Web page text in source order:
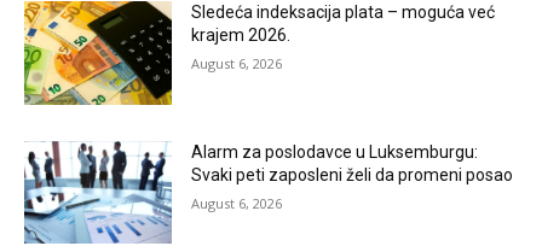
Sledeća indeksacija plata – moguća već
krajem 2026.
August 6, 2026
Alarm za poslodavce u Luksemburgu:
Svaki peti zaposleni želi da promeni posao
August 6, 2026